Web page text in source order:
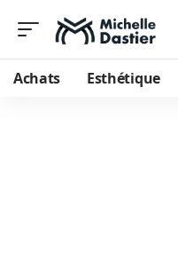
Achats Esthétique